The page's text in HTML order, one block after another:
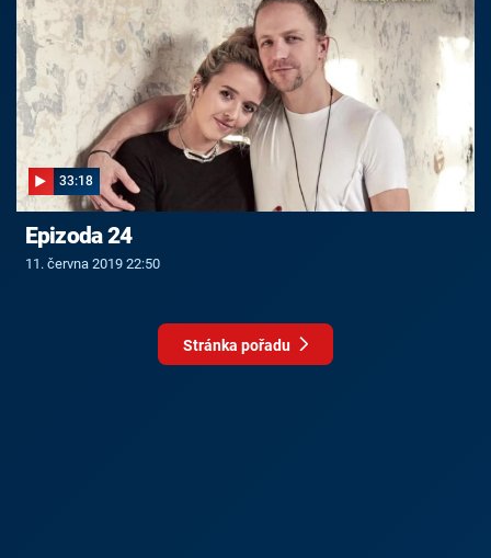
33:18
Epizoda 24
11. června 2019 22:50
Stránka pořadu